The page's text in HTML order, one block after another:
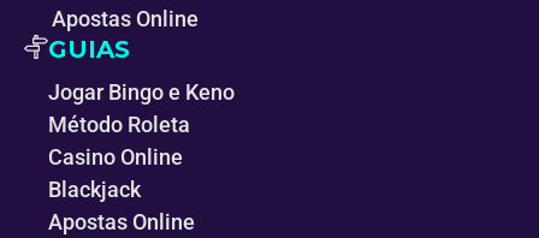
Apostas Online
GUIAS
Jogar Bingo e Keno
Método Roleta
Casino Online
Blackjack
Apostas Online